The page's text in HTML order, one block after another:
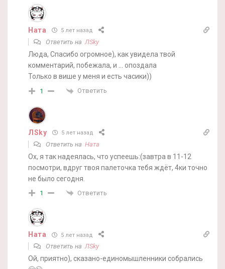
Ната 5 лет назад
Ответить на ЛSky
Люда, Спасибо огромное), как увидела твой
комментарий, побежала, и … опоздала
Только в више у меня и есть часики))
1 Ответить
ЛSky 5 лет назад
Ответить на Ната
Ох, я так надеялась, что успеешь:(завтра в 11-12
посмотри, вдруг твоя палеточка тебя ждёт, 4ки точно
не было сегодня.
1 Ответить
Ната 5 лет назад
Ответить наЛSky
Ой, приятно), сказано-единомышленники собрались